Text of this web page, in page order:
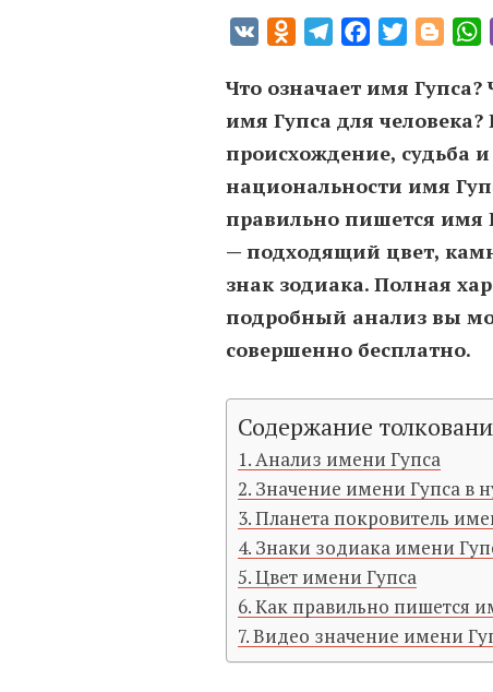
VK Odnoklassniki
TelegramFacebookTwitter
Что означает имя Гупса?
имя Гупса для
происхождение, судьба
национальности имя
правильно пишется имя
— подходящий цвет,
знак зодиака. Полная
подробный анализ вы
совершенно бесплатно.
Содержание
Анализ имени Гупса
Значение имени Гупса в
Планета покровитель
Знаки зодиака имени
Цвет имени Гупса
Как правильно пишется
Видео значение имени